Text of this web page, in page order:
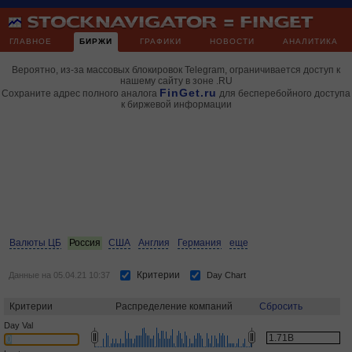
ГЛАВНОЕ БИРЖИ ГРАФИКИ НОВОСТИ АНАЛИТИКА
Вероятно, из-за массовых блокировок Telegram, ограничивается доступ к
нашему сайту в зоне .RU
Сохраните адрес полного аналога FinGet.ru для бесперебойного доступа
к биржевой информации
Валюты ЦБ Россия США Англия Германия еще
Данные на 05.04.21 10:37 Критерии Day Chart
Критерии Распределение компаний Сбросить
Day Val